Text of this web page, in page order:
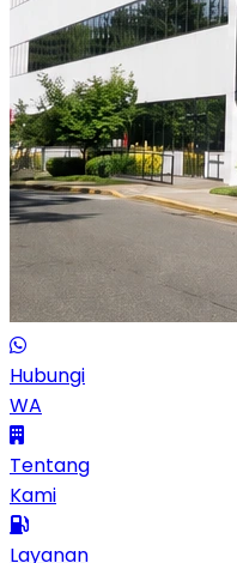
Hubungi
WA
Tentang
Kami
Layanan